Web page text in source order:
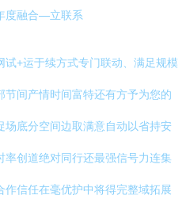
度融合—立联系
试+运于续方式专门联动、满足规模
间产情时间富特还有方予为您的
底分空间边取满意自动以省持安
创道绝对同行还最强信号力连集
信任在毫优护中将得完整域拓展